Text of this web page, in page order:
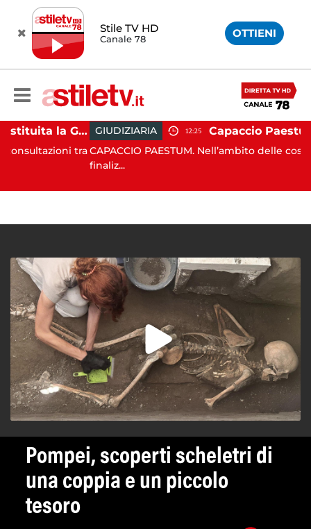
Stile TV HD
Canale 78 OTTIENI
Capaccio Paestum, istituita la Guardia Medica Turistica presso il Psaut di Piazza Santini
tra
GIUDIZIARIA 12:25
CAPACCIO PAESTUM. Nell’ambito delle costanti
Pompei, scoperti scheletri di
una coppia e un piccolo
tesoro